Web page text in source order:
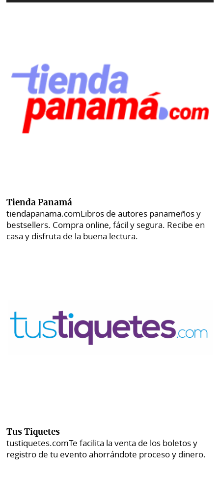
Tienda Panamá
tiendapanama.comLibros de autores panameños y
bestsellers. Compra online, fácil y segura. Recibe en
casa y disfruta de la buena lectura.
Tus Tiquetes
tustiquetes.comTe facilita la venta de los boletos y
registro de tu evento ahorrándote proceso y dinero.